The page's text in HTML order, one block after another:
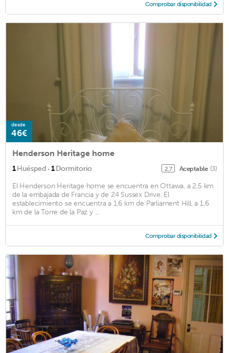
Comprobar disponibilidad
desde
46€
Henderson Heritage home
1Huésped · 1Dormitorio 2,7 Aceptable (3)
El Henderson Heritage home se encuentra en Ottawa, a 2,5 km
de la embajada de Francia y de 24 Sussex Drive. El
establecimiento se encuentra a 1,6 km de Parliament Hill, a 1,6
km de la Torre de la Paz y ...
Comprobar disponibilidad